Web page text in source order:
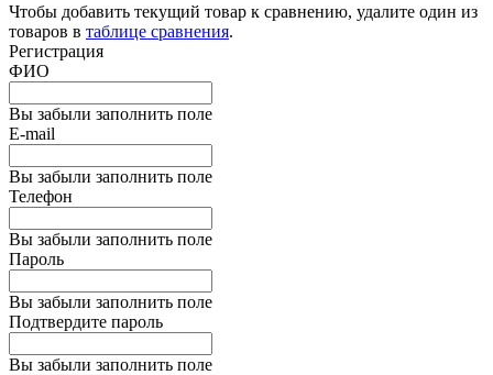
Чтобы добавить текущий товар к сравнению, удалите один из
товаров в таблице сравнения.
Регистрация
ФИО
Вы забыли заполнить поле
E-mail
Вы забыли заполнить поле
Телефон
Вы забыли заполнить поле
Пароль
Вы забыли заполнить поле
Подтвердите пароль
Вы забыли заполнить поле